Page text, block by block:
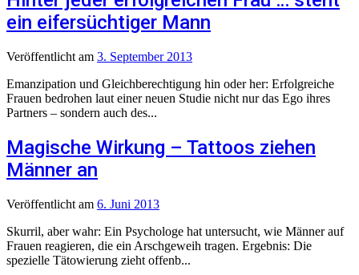
ein eifersüchtiger Mann
Veröffentlicht am 3. September 2013
Emanzipation und Gleichberechtigung hin oder her: Erfolgreiche
Frauen bedrohen laut einer neuen Studie nicht nur das Ego ihres
Partners – sondern auch des...
Magische Wirkung – Tattoos ziehen
Männer an
Veröffentlicht am 6. Juni 2013
Skurril, aber wahr: Ein Psychologe hat untersucht, wie Männer auf
Frauen reagieren, die ein Arschgeweih tragen. Ergebnis: Die
spezielle Tätowierung zieht offenb...